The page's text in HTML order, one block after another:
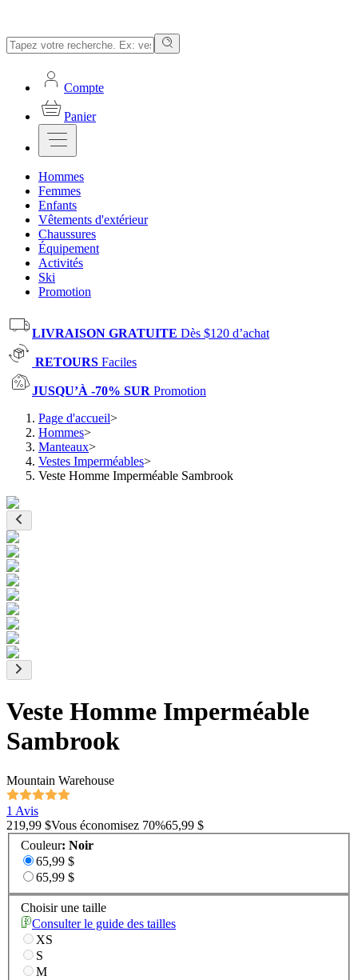
Compte
Panier
Hommes
Femmes
Enfants
Vêtements d'extérieur
Chaussures
Équipement
Activités
Ski
Promotion
LIVRAISON GRATUITE Dès $120 d’achat
RETOURS Faciles
JUSQU’À -70% SUR Promotion
Page d'accueil>
Hommes>
Manteaux>
Vestes Imperméables>
Veste Homme Imperméable Sambrook
Veste Homme Imperméable
Sambrook
Mountain Warehouse
1 Avis
219,99 $Vous économisez 70%65,99 $
Couleur: Noir
65,99 $
65,99 $
Choisir une taille
Consulter le guide des tailles
XS
S
M